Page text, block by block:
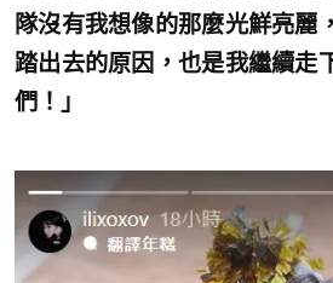
隊沒有我想像的那麼光鮮亮麗
踏出去的原因，也是我繼續走
們！」